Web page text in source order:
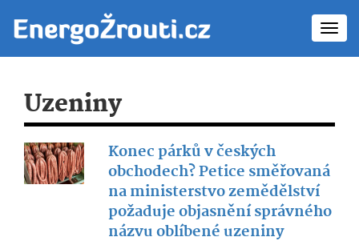
Uzeniny
Konec párků v českých
obchodech? Petice směřovaná
na ministerstvo zemědělství
požaduje objasnění správného
názvu oblíbené uzeniny